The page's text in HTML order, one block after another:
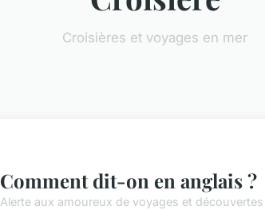
Croisières et voyages en mer
Comment dit-on en anglais ?
Alerte aux amoureux de voyages et